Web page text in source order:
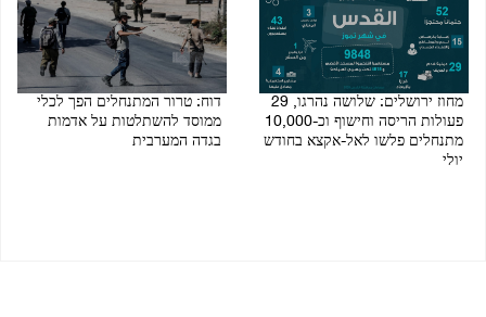
מחוז ירושלים: שלושה נהרגו, 29
פעולות הריסה וחישוף וכ-10,000
מתנחלים פלשו לאל-אקצא בחודש
יולי
דוח: טרור המתנחלים הפך לכלי
ממוסד להשתלטות על אדמות
בגדה המערבית